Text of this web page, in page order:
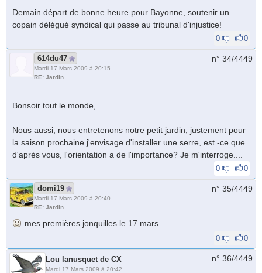
Demain départ de bonne heure pour Bayonne, soutenir un
copain délégué syndical qui passe au tribunal d'injustice!
0 0
614du47
Mardi 17 Mars 2009 à 20:15
RE: Jardin
n° 34/4449
Bonsoir tout le monde,
Nous aussi, nous entretenons notre petit jardin, justement pour
la saison prochaine j'envisage d'installer une serre, est -ce que
d'aprés vous, l'orientation a de l'importance? Je m'interroge....
0 0
domi19
Mardi 17 Mars 2009 à 20:40
RE: Jardin
n° 35/4449
mes premières jonquilles le 17 mars
0 0
Lou lanusquet de CX
Mardi 17 Mars 2009 à 20:42
n° 36/4449